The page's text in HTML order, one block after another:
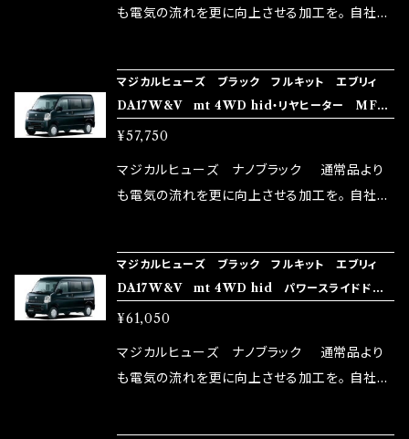
はこちらのマジカルヒューズ直販サイトと横浜に
rz）の2店舗の専売品になりますので宜しくお願
い致します。
も電気の流れを更に向上させる加工を。 自社比
メ！ レーシングドライバーMAX織戸選手がテス
ターとなり吟味し時間を掛けて検証し、これは
体感出来て面白く、車には必ずプラスになりデメ
リットが無い。と。 コラボ開発製品です。 購入先
はこちらのマジカルヒューズ直販サイトと横浜に
rz）の2店舗の専売品になりますので宜しくお願
い致します。
マジカルヒューズ ブラック フルキット エブリィ
DA17W&V mt 4WD hid・リヤヒーター MFS
UFB245 35個
¥57,750
マジカルヒューズ ナノブラック 通常品より
も電気の流れを更に向上させる加工を。 自社比
メ！ レーシングドライバーMAX織戸選手がテス
ターとなり吟味し時間を掛けて検証し、これは
体感出来て面白く、車には必ずプラスになりデメ
リットが無い。と。 コラボ開発製品です。 購入先
はこちらのマジカルヒューズ直販サイトと横浜に
マジカルヒューズ ブラック フルキット エブリィ
DA17W&V mt 4WD hid パワースライドドア・
リアヒーター MFSUFB244 37個
¥61,050
マジカルヒューズ ナノブラック 通常品より
も電気の流れを更に向上させる加工を。 自社比